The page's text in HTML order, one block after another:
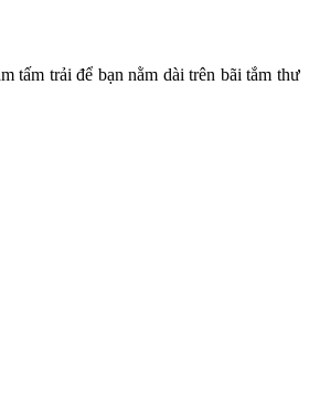
tấm trải để bạn nằm dài trên bãi tắm thư